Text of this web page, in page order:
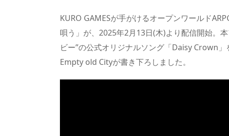
KURO GAMESが手がけるオープンワールド
唄う」が、2025年2月13日(木)より配信開始。
ビー”の公式オリジナルソング「Daisy Crown
Empty old Cityが書き下ろしました。